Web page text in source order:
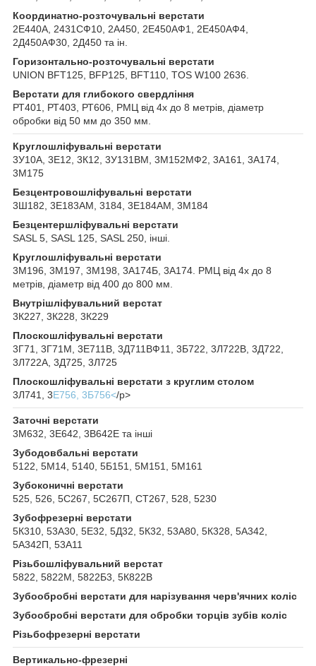
Координатно-розточувальні верстати
2Е440А, 2431СФ10, 2А450, 2Е450АФ1, 2Е450АФ4,
2Д450АФ30, 2Д450 та ін.
Горизонтально-розточувальні верстати
UNION BFT125, BFP125, BFT110, TOS W100 2636.
Верстати для глибокого свердління
РТ401, РТ403, РТ606, РМЦ від 4х до 8 метрів, діаметр
обробки від 50 мм до 350 мм.
Круглошліфувальні верстати
3У10А, 3Е12, 3К12, 3У131ВМ, 3М152МФ2, 3А161, 3А174,
3М175
Безцентровошліфувальні верстати
3Ш182, 3Е183АМ, 3184, 3Е184АМ, 3М184
Безцентершліфувальні верстати
SASL 5, SASL 125, SASL 250, інші.
Круглошліфувальні верстати
3М196, 3М197, 3М198, 3А174Б, 3А174. РМЦ від 4х до 8
метрів, діаметр від 400 до 800 мм.
Внутрішліфувальний верстат
3К227, 3К228, 3К229
Плоскошліфувальні верстати
3Г71, 3Г71М, 3Е711В, 3Д711ВФ11, 3Б722, 3Л722В, 3Д722,
3Л722А, 3Д725, 3Л725
Плоскошліфувальні верстати з круглим столом
3Л741, 3Е756, 3Б756</p>
Заточні верстати
3М632, 3Е642, 3В642Е та інші
Зубодовбальні верстати
5122, 5М14, 5140, 5Б151, 5М151, 5М161
Зубоконичні верстати
525, 526, 5С267, 5С267П, СТ267, 528, 5230
Зубофрезерні верстати
5К310, 53А30, 5Е32, 5Д32, 5К32, 53А80, 5К328, 5А342,
5А342П, 53А11
Різьбошліфувальний верстат
5822, 5822М, 5822Б3, 5К822В
Зубообробні верстати для нарізування черв'ячних коліс
Зубообробні верстати для обробки торців зубів коліс
Різьбофрезерні верстати
Вертикально-фрезерні